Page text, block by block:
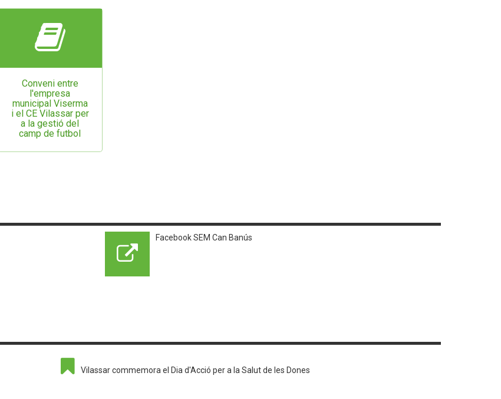
Conveni entre
l'empresa
municipal Viserma
i el CE Vilassar per
a la gestió del
camp de futbol
Facebook SEM Can Banús
Vilassar commemora el Dia d'Acció per a la Salut de les Dones